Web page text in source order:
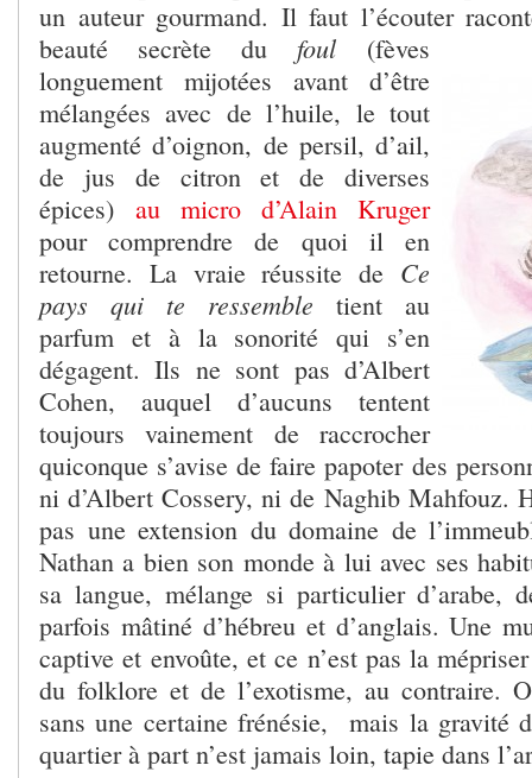
un auteur gourmand. Il faut l’écouter
beauté secrète du foul (fèves
longuement mijotées avant d’être
mélangées avec de l’huile, le tout
augmenté d’oignon, de persil, d’ail,
de jus de citron et de diverses
épices) au micro d’Alain Kruger
pour comprendre de quoi il en
retourne. La vraie réussite de Ce
pays qui te ressemble tient au
parfum et à la sonorité qui s’en
dégagent. Ils ne sont pas d’Albert
Cohen, auquel d’aucuns tentent
toujours vainement de raccrocher
quiconque s’avise de faire papoter des
ni d’Albert Cossery, ni de Naghib Mahfouz.
pas une extension du domaine de
Nathan a bien son monde à lui avec ses
sa langue, mélange si particulier d’arabe,
parfois mâtiné d’hébreu et d’anglais. Une
captive et envoûte, et ce n’est pas la
du folklore et de l’exotisme, au contraire.
sans une certaine frénésie, mais la gravité
quartier à part n’est jamais loin, tapie dans